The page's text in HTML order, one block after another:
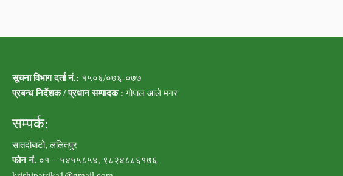
सूचना विभाग दर्ता नं.: १५०६/०७६-०७७
प्रबन्ध निर्देशक / प्रधान सम्पादक : गोपाल आले मगर
सम्पर्क:
सातदोबाटो, ललितपुर
फोन नं. ०१ – ५४५५८५४, ९८२४८८६१७६